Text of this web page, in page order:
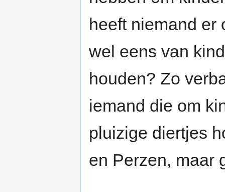
heeft niemand er
wel eens van
houden? Zo
iemand die om
pluizige diertjes
en Perzen, maar